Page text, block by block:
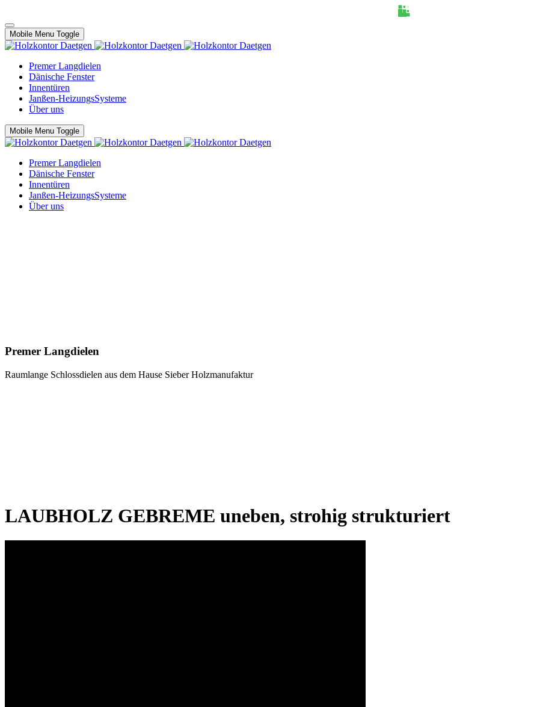
Mobile Menu Toggle
Premer Langdielen
Dänische Fenster
Innentüren
Janßen-HeizungsSysteme
Über uns
Mobile Menu Toggle
Premer Langdielen
Dänische Fenster
Innentüren
Janßen-HeizungsSysteme
Über uns
Premer Langdielen
Raumlange Schlossdielen aus dem Hause Sieber Holzmanufaktur
LAUBHOLZ GEBREME uneben, strohig strukturiert